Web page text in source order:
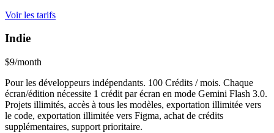
Voir les tarifs
Indie
$9/month
Pour les développeurs indépendants. 100 Crédits / mois. Chaque
écran/édition nécessite 1 crédit par écran en mode Gemini Flash 3.0.
Projets illimités, accès à tous les modèles, exportation illimitée vers
le code, exportation illimitée vers Figma, achat de crédits
supplémentaires, support prioritaire.